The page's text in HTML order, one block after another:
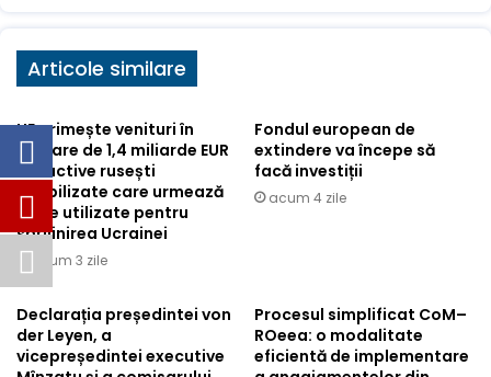
Articole similare
UE primește venituri în
valoare de 1,4 miliarde EUR
din active rusești
imobilizate care urmează
să fie utilizate pentru
sprijinirea Ucrainei
acum 3 zile
Fondul european de
extindere va începe să
facă investiții
acum 4 zile
Declarația președintei von
der Leyen, a
vicepreședintei executive
Procesul simplificat CoM–
ROeea: o modalitate
eficientă de implementare